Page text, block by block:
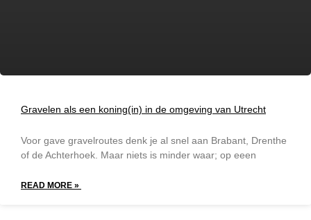
Gravelen als een koning(in) in de omgeving van Utrecht
Voor gave gravelroutes denk je al snel aan Brabant, Drenthe
of de Achterhoek. Maar niets is minder waar; op eeen
READ MORE »